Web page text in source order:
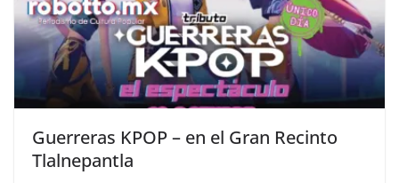
Guerreras KPOP – en el Gran Recinto
Tlalnepantla